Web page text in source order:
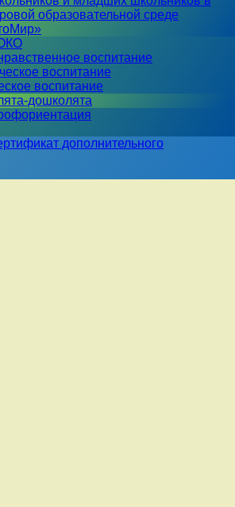
образовательной среде
воспитание
воспитание
воспитание
дошколята
дополнительного